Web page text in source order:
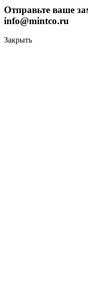
Отправьте ваше
info@mintco.ru
Закрыть